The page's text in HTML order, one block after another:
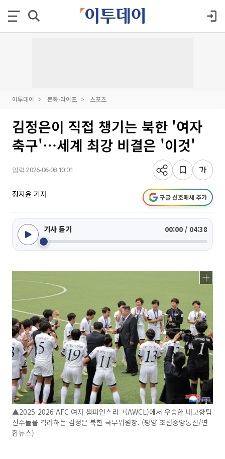
이투데이 문화·라이프 스포츠
김정은이 직접 챙기는 북한 '여자
축구'⋯세계 최강 비결은 '이것'
입력 2026-06-08 10:01
정지윤 기자 구글 선호매체 추가
기사 듣기 00:00 / 04:38
▲2025-2026 AFC 여자 챔피언스리그(AWCL)에서 우승한 내고향팀
선수들을 격려하는 김정은 북한 국무위원장. (평양 조선중앙통신/연
합뉴스)